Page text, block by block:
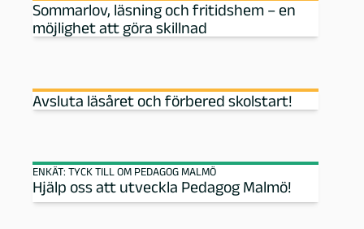
Sommarlov, läsning och fritidshem – en
möjlighet att göra skillnad
Avsluta läsåret och förbered skolstart!
ENKÄT: TYCK TILL OM PEDAGOG MALMÖ
Hjälp oss att utveckla Pedagog Malmö!